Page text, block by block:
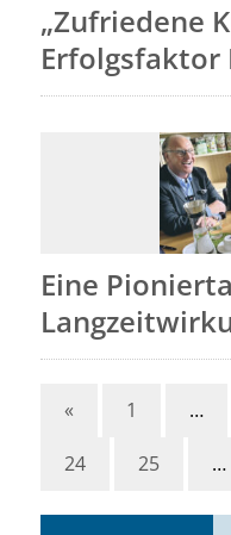
„Zufriedene
Erfolgsfaktor
Eine
« 1 …
24 25 …